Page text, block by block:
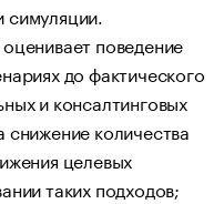
симуляции.
поведение
до фактического
и консалтинговых
снижение количества
целевых
таких подходов;